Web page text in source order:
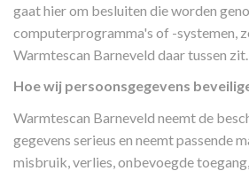
gaat hier om besluiten die worden
computerprogramma's of -systemen,
Warmtescan Barneveld daar tussen zit.
Hoe wij persoonsgegevens
Warmtescan Barneveld neemt de
gegevens serieus en neemt passende
misbruik, verlies, onbevoegde